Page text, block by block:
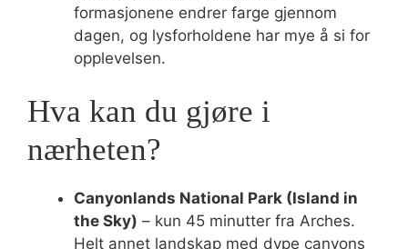
formasjonene endrer farge gjennom
dagen, og lysforholdene har mye å si for
opplevelsen.
Hva kan du gjøre i
nærheten?
Canyonlands National Park (Island in
the Sky) – kun 45 minutter fra Arches.
Helt annet landskap med dype canyons